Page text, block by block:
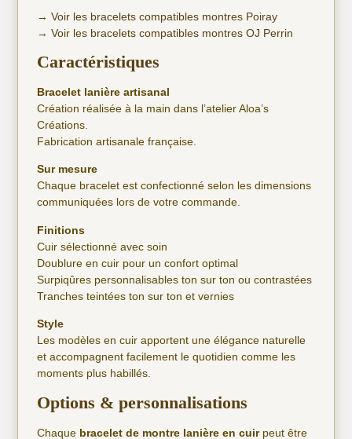
→Voir les bracelets compatibles montres Poiray
→Voir les bracelets compatibles montres OJ Perrin
Caractéristiques
Bracelet lanière artisanal
Création réalisée à la main dans l’atelier Aloa’s
Créations.
Fabrication artisanale française.
Sur mesure
Chaque bracelet est confectionné selon les dimensions
communiquées lors de votre commande.
Finitions
Cuir sélectionné avec soin
Doublure en cuir pour un confort optimal
Surpiqûres personnalisables ton sur ton ou contrastées
Tranches teintées ton sur ton et vernies
Style
Les modèles en cuir apportent une élégance naturelle
et accompagnent facilement le quotidien comme les
moments plus habillés.
Options & personnalisations
Chaque bracelet de montre lanière en cuirpeut être